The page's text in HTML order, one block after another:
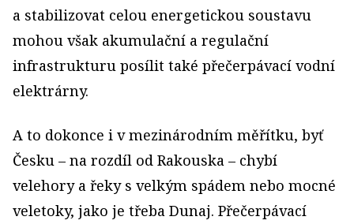
a stabilizovat celou energetickou soustavu
mohou však akumulační a regulační
infrastrukturu posílit také přečerpávací vodní
elektrárny.
A to dokonce i v mezinárodním měřítku, byť
Česku – na rozdíl od Rakouska – chybí
velehory a řeky s velkým spádem nebo mocné
veletoky, jako je třeba Dunaj. Přečerpávací